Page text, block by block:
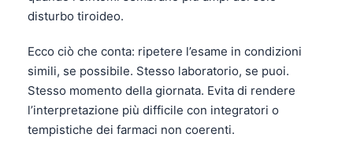
disturbo tiroideo.
Ecco ciò che conta: ripetere l’esame in condizioni
simili, se possibile. Stesso laboratorio, se puoi.
Stesso momento della giornata. Evita di rendere
l’interpretazione più difficile con integratori o
tempistiche dei farmaci non coerenti.
Türkçe
Română
简体中文
فارسی
Dansk